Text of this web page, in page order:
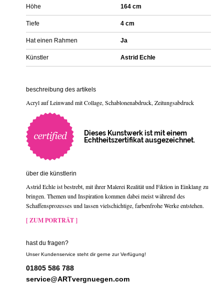
Höhe 164 cm
Tiefe 4 cm
Hat einen Rahmen Ja
Künstler Astrid Echle
beschreibung des artikels
Acryl auf Leinwand mit Collage, Schablonenabdruck, Zeitungsabdruck
Dieses Kunstwerk ist mit einem
Echtheitszertifikat ausgezeichnet.
über die künstlerin
Astrid Echle ist bestrebt, mit ihrer Malerei Realität und Fiktion in Einklang zu
bringen. Themen und Inspiration kommen dabei meist während des
Schaffensprozesses und lassen vielschichtige, farbenfrohe Werke entstehen.
[ ZUM PORTRÄT ]
hast du fragen?
Unser Kundenservice steht dir gerne zur Verfügung!
01805 586 788
service@ARTvergnuegen.com